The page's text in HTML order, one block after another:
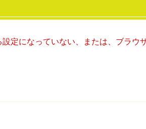
定になっていない、または、ブラ